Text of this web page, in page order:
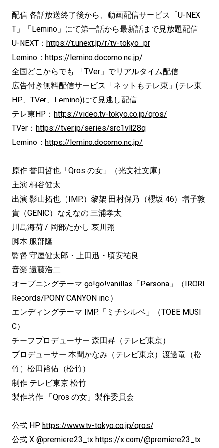
配信 各話放送終了後から、動画配信サービス「U-NEX
T」「Lemino」にて第一話から最新話まで見放題配信
U-NEXT： https://t.unext.jp/r/tv-tokyo_pr
Lemino： https://lemino.docomo.ne.jp/
全国どこからでも 「TVer」でリアルタイム配信
広告付き無料配信サービス「ネットもテレ東」(テレ東
HP、TVer、Lemino)にて見逃し配信
テレ東HP： https://video.tv-tokyo.co.jp/qros/
TVer： https://tver.jp/series/src1vll28q
Lemino： https://lemino.docomo.ne.jp/
原作 誉田哲也「Qros の女」（光文社文庫）
主演 桐谷健太
出演 影山拓也（IMP.）黎架 田村保乃（櫻坂 46）増子敦
貴（GENIC）なえなの 三浦孝太
川島海荷 / 岡部たかし 哀川翔
脚本 服部隆
監督 守屋健太郎・上田迅・頃安祐良
音楽 遠藤浩二
オープニングテーマ go!go!vanillas「Persona」（IRORI
Records/PONY CANYON inc.）
エンディングテーマ IMP.「ミチシルベ」（TOBE MUSI
C）
チーフプロデューサー 森田昇（テレビ東京）
プロデューサー 本間かなみ（テレビ東京）渡邊⻯（松
竹）松田裕佑（松竹）
制作 テレビ東京 松竹
製作著作 「Qros の女」製作委員会
公式 HP https://www.tv-tokyo.co.jp/qros/
公式 X @premiere23_tx https://x.com/@premiere23_tx